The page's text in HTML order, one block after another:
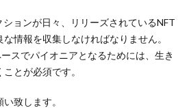
ョンが日々、リリーズされているNFT
情報を収集しなければなりません。
スでパイオニアとなるためには、生き
とが必須です。
致します。